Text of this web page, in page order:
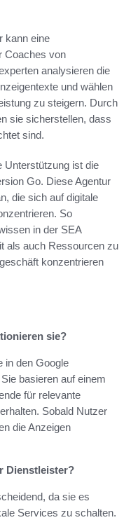
kann eine
Coaches von
analysieren die
und wählen
zu steigern. Durch
sie sicherstellen, dass
sind.
Unterstützung ist die
Go. Diese Agentur
die sich auf digitale
So
in der SEA
als auch Ressourcen zu
konzentrieren
sie?
in den Google
basieren auf einem
für relevante
Sobald Nutzer
die Anzeigen
Dienstleister?
da sie es
Services zu schalten.